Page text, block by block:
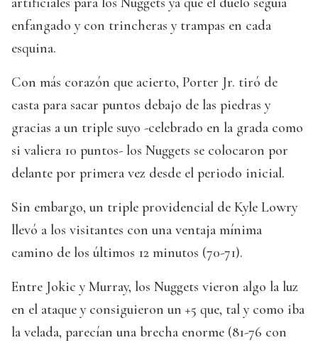
enfangado y con trincheras y trampas en cada
esquina.
Con más corazón que acierto, Porter Jr. tiró de
casta para sacar puntos debajo de las piedras y
gracias a un triple suyo -celebrado en la grada como
si valiera 10 puntos- los Nuggets se colocaron por
delante por primera vez desde el periodo inicial.
Sin embargo, un triple providencial de Kyle Lowry
llevó a los visitantes con una ventaja mínima
camino de los últimos 12 minutos (70-71).
Entre Jokic y Murray, los Nuggets vieron algo la luz
en el ataque y consiguieron un +5 que, tal y como iba
la velada, parecían una brecha enorme (81-76 con